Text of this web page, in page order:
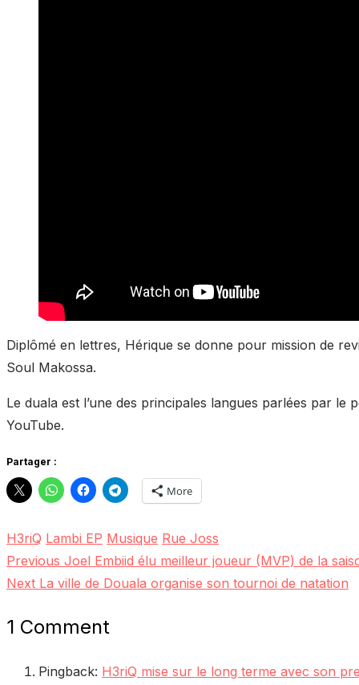
Diplômé en lettres, Hérique se donne pour mission de
Soul Makossa.
Le duala est l’une des principales langues parlées par
YouTube.
Partager :
More
H3riQ Lambi EP Musique Rue Joss
Post
Previous Previous
post:
Joel Embiid élu meilleur joueur (MVP) de la
NextNext
La ville de Douala organise son tournoi de natation
1 Comment
Pingback: H3riQ mise sur le long terme avec son